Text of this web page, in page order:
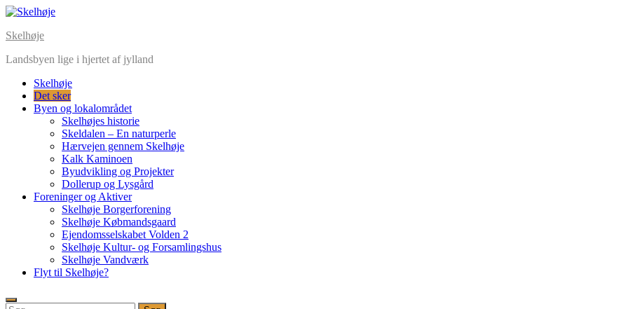
Skip
content
Skelhøje
Landsbyen lige i hjertet af jylland
Skelhøje
Det sker
Byen og lokalområdet
Skelhøjes historie
Skeldalen – En naturperle
Hærvejen gennem Skelhøje
Kalk Kaminoen
Byudvikling og Projekter
Dollerup og Lysgård
Foreninger og Aktiver
Skelhøje Borgerforening
Skelhøje Købmandsgaard
Ejendomsselskabet Volden 2
Skelhøje Kultur- og Forsamlingshus
Skelhøje Vandværk
Flyt til Skelhøje?